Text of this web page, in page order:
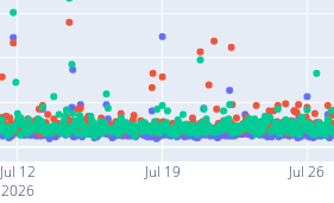
Jul 12
2026
Jul 19 Jul 26